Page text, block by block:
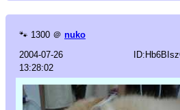
🐾 1300 ＠ nuko
2004-07-26
13:28:02